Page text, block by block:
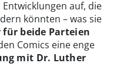
auf, die
könnten – was sie
beide Parteien
Comics eine enge
mit Dr. Luther